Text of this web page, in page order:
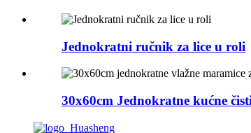
Jednokratni ručnik za lice u roli
30x60cm Jednokratne kućne